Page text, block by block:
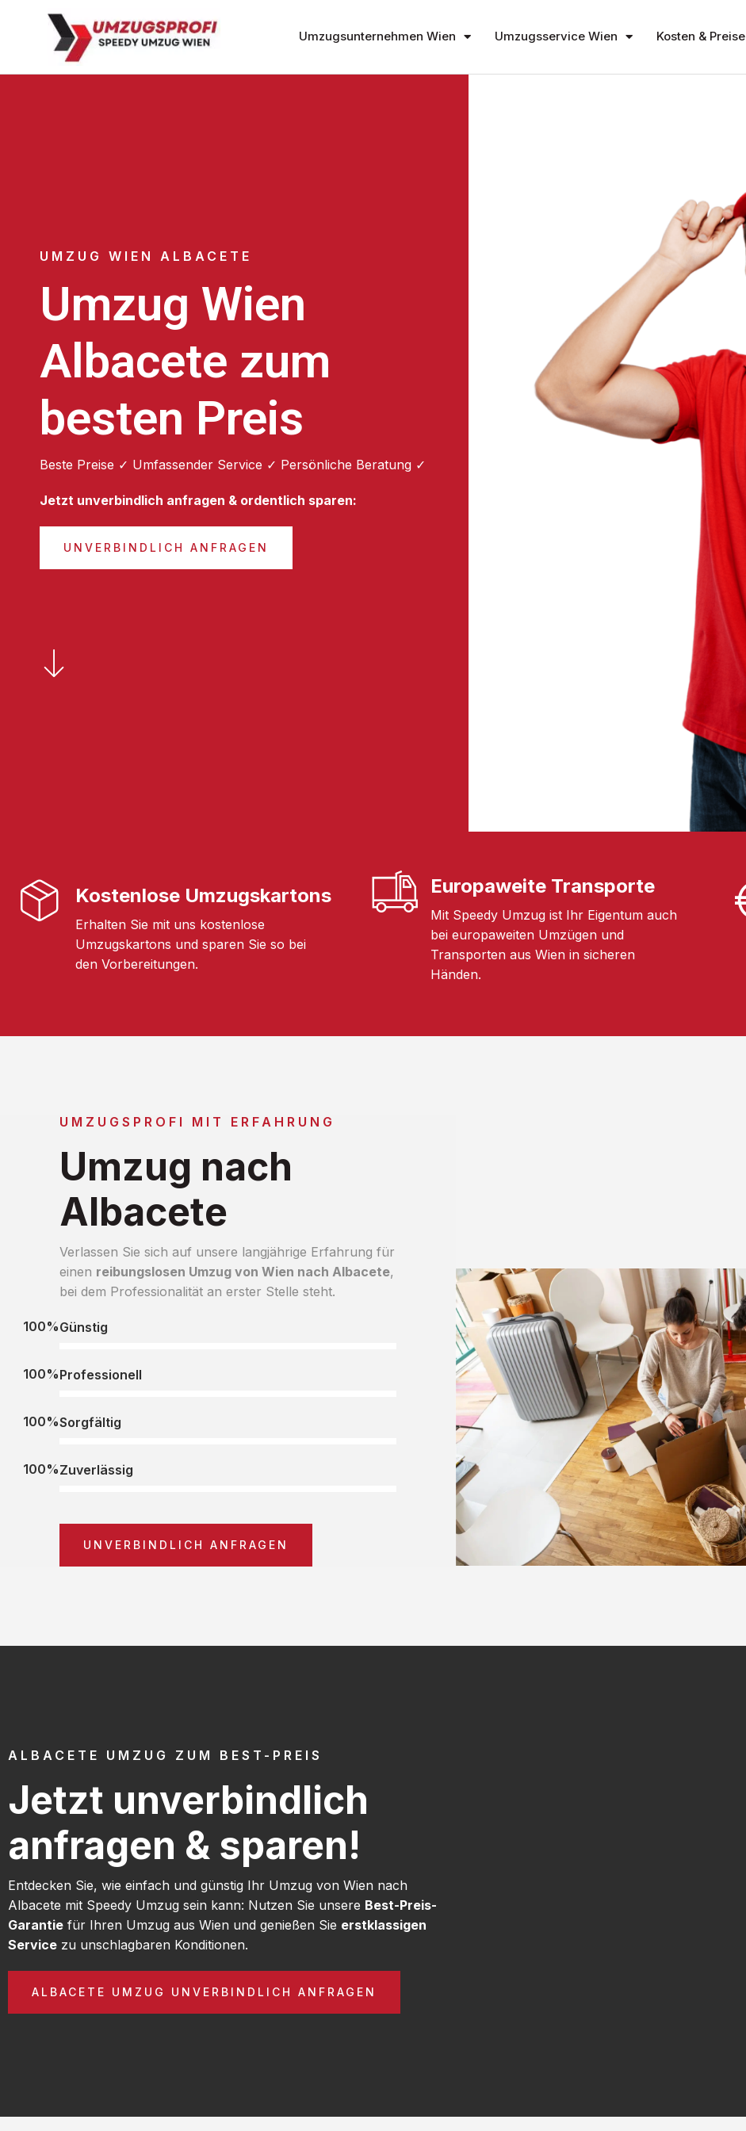
Umzugsunternehmen Wien Umzugsservice Wien Kosten & Preise
UMZUG WIEN ALBACETE
Umzug Wien
Albacete zum
besten Preis
Beste Preise ✓ Umfassender Service ✓ Persönliche Beratung ✓
Jetzt unverbindlich anfragen & ordentlich sparen:
UNVERBINDLICH ANFRAGEN
Kostenlose Umzugskartons
Erhalten Sie mit uns kostenlose
Umzugskartons und sparen Sie so bei
den Vorbereitungen.
Europaweite Transporte
Mit Speedy Umzug ist Ihr Eigentum auch
bei europaweiten Umzügen und
Transporten aus Wien in sicheren
Händen.
UMZUGSPROFI MIT ERFAHRUNG
Umzug nach
Albacete
Verlassen Sie sich auf unsere langjährige Erfahrung für
einen reibungslosen Umzug von Wien nach Albacete,
bei dem Professionalität an erster Stelle steht.
Günstig
100%
Professionell
100%
Sorgfältig
100%
Zuverlässig
100%
UNVERBINDLICH ANFRAGEN
ALBACETE UMZUG ZUM BEST-PREIS
Jetzt unverbindlich
anfragen & sparen!
Entdecken Sie, wie einfach und günstig Ihr Umzug von Wien nach
Albacete mit Speedy Umzug sein kann: Nutzen Sie unsere Best-Preis-
Garantie für Ihren Umzug aus Wien und genießen Sie erstklassigen
Service zu unschlagbaren Konditionen.
ALBACETE UMZUG UNVERBINDLICH ANFRAGEN